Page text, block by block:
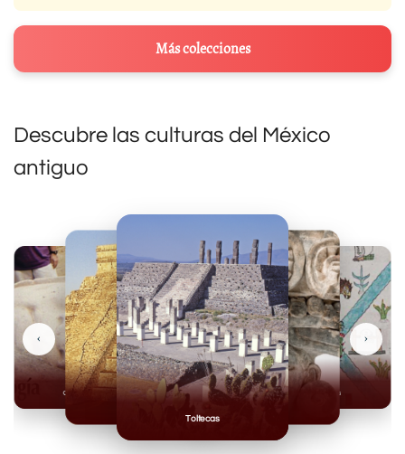
Más colecciones
Descubre las culturas del México
antiguo
Toltecas
Mexicas
Olmecas
‹ ›